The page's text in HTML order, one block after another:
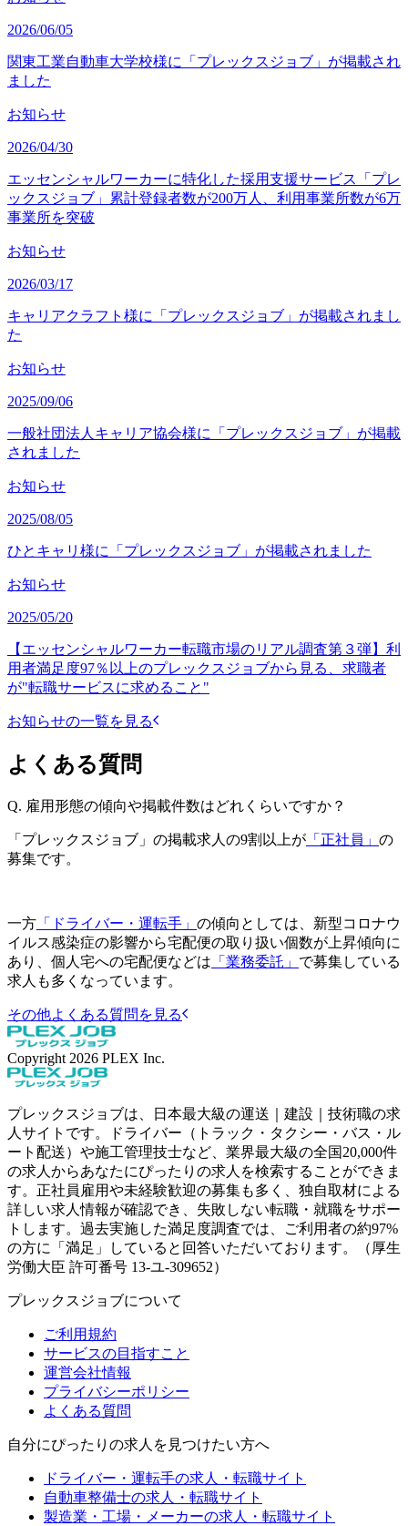
2026/06/05
関東工業自動車大学校様に「プレックスジョブ」が掲載され
ました
お知らせ
2026/04/30
エッセンシャルワーカーに特化した採用支援サービス「プレ
ックスジョブ」累計登録者数が200万人、利用事業所数が6万
事業所を突破
お知らせ
2026/03/17
キャリアクラフト様に「プレックスジョブ」が掲載されまし
た
お知らせ
2025/09/06
一般社団法人キャリア協会様に「プレックスジョブ」が掲載
されました
お知らせ
2025/08/05
ひとキャリ様に「プレックスジョブ」が掲載されました
お知らせ
2025/05/20
【エッセンシャルワーカー転職市場のリアル調査第３弾】利
用者満足度97％以上のプレックスジョブから見る、求職者
が"転職サービスに求めること"
お知らせの一覧を見る
よくある質問
Q. 雇用形態の傾向や掲載件数はどれくらいですか？
「プレックスジョブ」の掲載求人の9割以上が 「正社員」 の
募集です。
一方 「ドライバー・運転手」 の傾向としては、新型コロナウ
イルス感染症の影響から宅配便の取り扱い個数が上昇傾向に
あり、個人宅への宅配便などは 「業務委託」 で募集している
求人も多くなっています。
その他よくある質問を見る
Copyright 2026 PLEX Inc.
プレックスジョブは、日本最大級の運送｜建設｜技術職の求
人サイトです。ドライバー（トラック・タクシー・バス・ル
ート配送）や施工管理技士など、業界最大級の全国20,000件
の求人からあなたにぴったりの求人を検索することができま
す。正社員雇用や未経験歓迎の募集も多く、独自取材による
詳しい求人情報が確認でき、失敗しない転職・就職をサポー
トします。過去実施した満足度調査では、ご利用者の約97%
の方に「満足」していると回答いただいております。（厚生
労働大臣 許可番号 13-ユ-309652）
プレックスジョブについて
ご利用規約
サービスの目指すこと
運営会社情報
プライバシーポリシー
よくある質問
自分にぴったりの求人を見つけたい方へ
ドライバー・運転手の求人・転職サイト
自動車整備士の求人・転職サイト
製造業・工場・メーカーの求人・転職サイト